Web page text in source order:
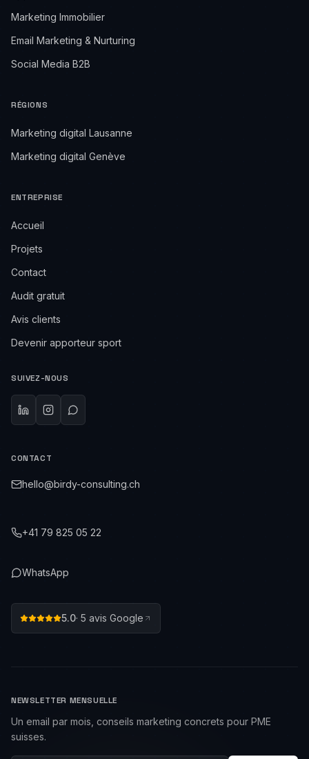
Marketing Immobilier
Email Marketing & Nurturing
Social Media B2B
RÉGIONS
Marketing digital Lausanne
Marketing digital Genève
ENTREPRISE
Accueil
Projets
Contact
Audit gratuit
Avis clients
Devenir apporteur sport
SUIVEZ-NOUS
CONTACT
hello@birdy-consulting.ch
+41 79 825 05 22
WhatsApp
5.0· 5 avis Google
NEWSLETTER MENSUELLE
Un email par mois, conseils marketing concrets pour PME
suisses.